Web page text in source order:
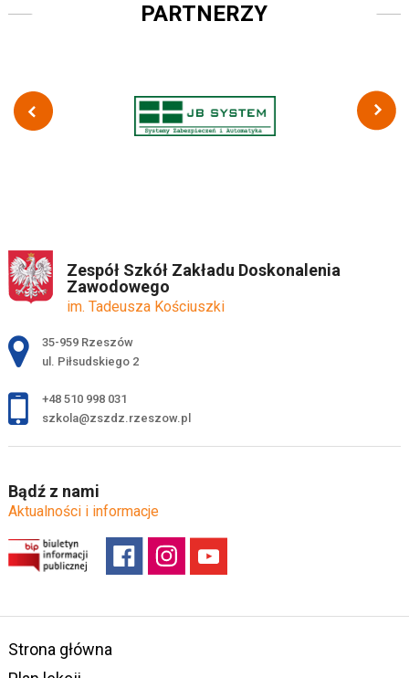
PARTNERZY
Zespół Szkół Zakładu Doskonalenia
Zawodowego
im. Tadeusza Kościuszki
Adres pocztowy:
35-959 Rzeszów
ul. Piłsudskiego 2
+48 510 998 031
szkola@zszdz.rzeszow.pl
Bądź z nami
Aktualności i informacje
Strona główna